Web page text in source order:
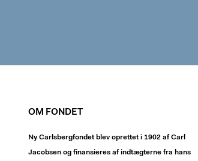
OM FONDET
Ny Carlsbergfondet blev oprettet i 1902 af Carl
Jacobsen og finansieres af indtægterne fra hans